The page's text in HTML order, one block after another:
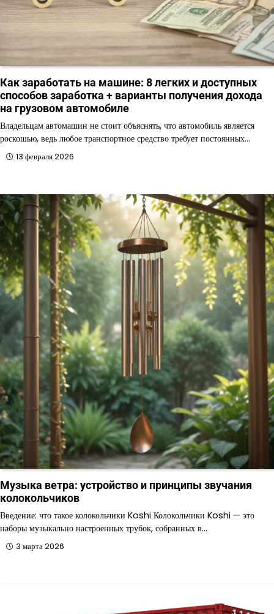
Как заработать на машине: 8 легких и доступных
способов заработка + варианты получения дохода
на грузовом автомобиле
Владельцам автомашин не стоит объяснять, что автомобиль является
роскошью, ведь любое транспортное средство требует постоянных…
13 февраля 2026
Музыка ветра: устройство и принципы звучания
колокольчиков
Введение: что такое колокольчики Koshi Колокольчики Koshi — это
наборы музыкально настроенных трубок, собранных в…
3 марта 2026